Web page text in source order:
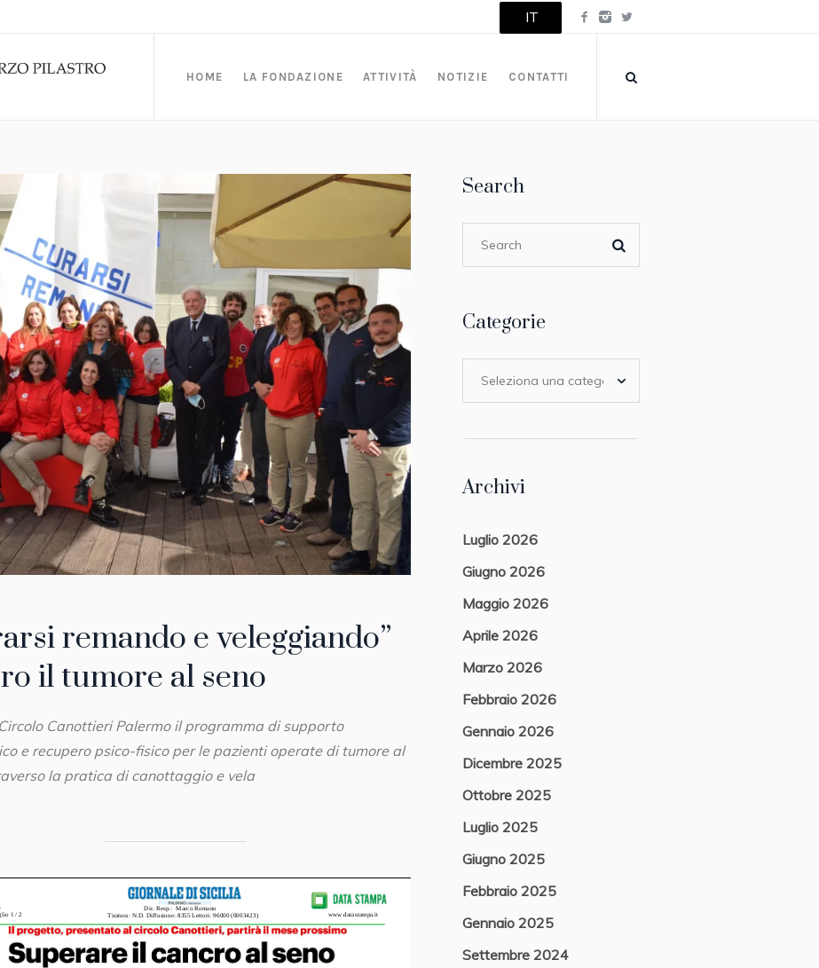
IT
HOME LA FONDAZIONE ATTIVITÀ NOTIZIE CONTATTI
remando e veleggiando”
il tumore al seno
Canottieri Palermo il programma di supporto
e recupero psico-fisico per le pazienti operate di tumore al
la pratica di canottaggio e vela
Search
Categorie
Archivi
Luglio 2026
Giugno 2026
Maggio 2026
Aprile 2026
Marzo 2026
Febbraio 2026
Gennaio 2026
Dicembre 2025
Ottobre 2025
Luglio 2025
Giugno 2025
Febbraio 2025
Gennaio 2025
Settembre 2024